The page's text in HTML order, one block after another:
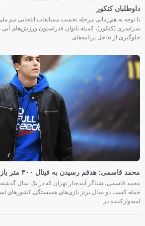
داوطلبان کنکور
با توجه به هم‌زمانی مرحله نخست مسابقات انتخابی تیم ملی
سراسری (کنکور)، کمیته بانوان فدراسیون ورزش‌های آبی
جلوگیری از تداخل برنامه‌های
محمد قاسمی: هدفم رسیدن به فینال ۴۰۰ متر بازی‌های آسیایی ناگویاست
محمد قاسمی، شناگر آینده‌دار تهران که در یک سال گذشته با
جمله کسب دو مدال برنز بازی‌های همبستگی کشورهای
امیدوارکننده در